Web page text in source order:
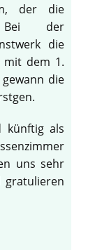
der die
Bei der
die
mit dem 1.
die
künftig als
uns sehr
gratulieren